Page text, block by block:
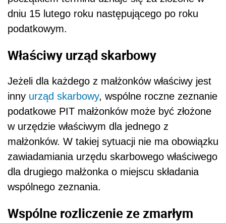
dniu 15 lutego roku następującego po roku
podatkowym.
Właściwy urząd skarbowy
Jeżeli dla każdego z małżonków właściwy jest
inny urząd skarbowy, wspólne roczne zeznanie
podatkowe PIT małżonków może być złożone
w urzędzie właściwym dla jednego z
małżonków. W takiej sytuacji nie ma obowiązku
zawiadamiania urzędu skarbowego właściwego
dla drugiego małżonka o miejscu składania
wspólnego zeznania.
Wspólne rozliczenie ze zmarłym